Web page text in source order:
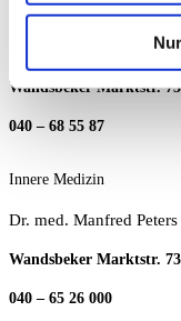
Hausarztzentrum
Praxis Lucassen &
Wandsbeker Marktstr.
040 – 68 55 87
Innere Medizin
Dr. med. Manfred Peters
Wandsbeker Marktstr.
040 – 65 26 000